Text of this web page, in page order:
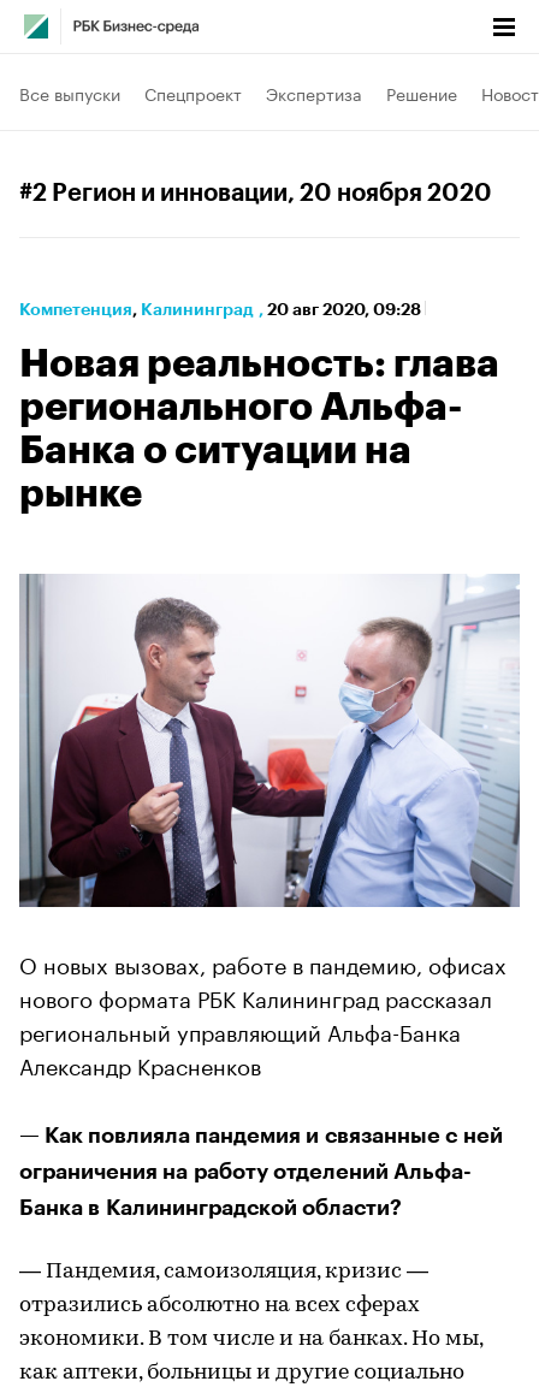
Все выпуски Спецпроект Экспертиза Решение
#2 Регион и инновации, 20 ноября 2020
Компетенция⁠, Калининград , 20 авг 2020, 09:28
Новая реальность: глава
регионального Альфа-
Банка о ситуации на
рынке
О новых вызовах, работе в пандемию, офисах
нового формата РБК Калининград рассказал
региональный управляющий Альфа-Банка
Александр Красненков
— Как повлияла пандемия и связанные с ней
ограничения на работу отделений Альфа-
Банка в Калининградской области?
— Пандемия, самоизоляция, кризис —
отразились абсолютно на всех сферах
экономики. В том числе и на банках. Но мы,
как аптеки, больницы и другие социально